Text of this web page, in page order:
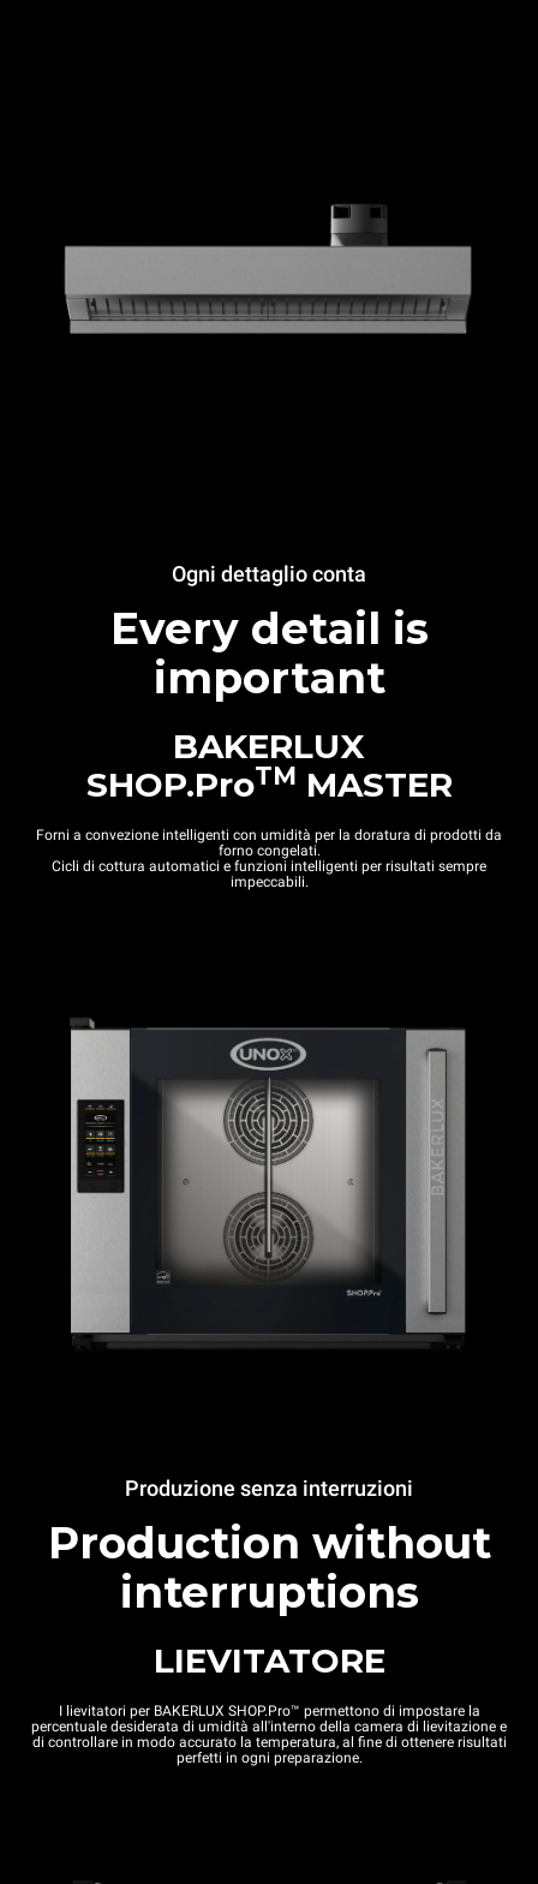
Ogni dettaglio conta
Every detail is
important
BAKERLUX
SHOP.ProTM MASTER
Forni a convezione intelligenti con umidità per la doratura di prodotti da
forno congelati.
Cicli di cottura automatici e funzioni intelligenti per risultati sempre
impeccabili.
Produzione senza interruzioni
Production without
interruptions
LIEVITATORE
I lievitatori per BAKERLUX SHOP.Pro™ permettono di impostare la
percentuale desiderata di umidità all'interno della camera di lievitazione e
di controllare in modo accurato la temperatura, al fine di ottenere risultati
perfetti in ogni preparazione.